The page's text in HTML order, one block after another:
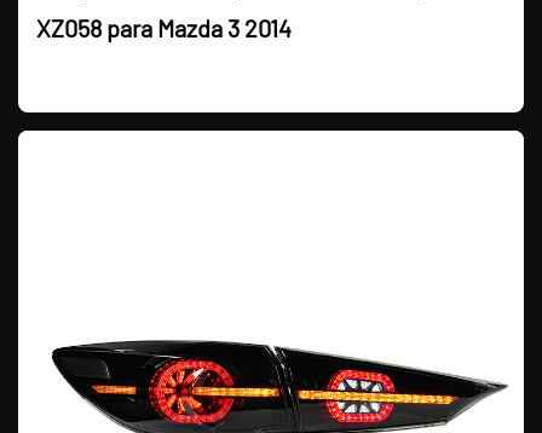
XZ058 para Mazda 3 2014